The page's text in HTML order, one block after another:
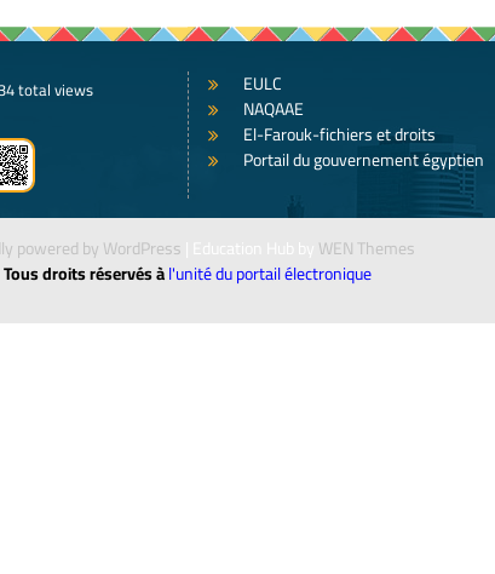
total views
EULC
NAQAAE
El-Farouk-fichiers et droits
Portail du gouvernement égyptien
powered by WordPress
WEN Themes
Tous droits réservés àl'unité du portail électronique